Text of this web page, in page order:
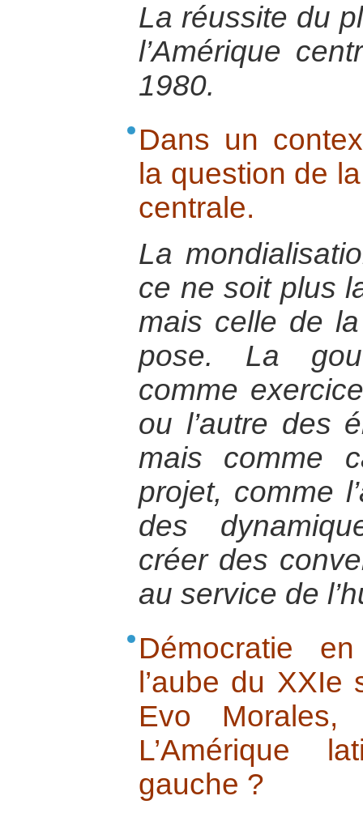
La réussite du
l’Amérique
1980.
Dans un
la question de
centrale.
La
ce ne soit plus
mais celle de
pose. La
comme
ou l’autre des
mais comme
projet, comme
des
créer des
au service de
Démocratie
l’aube du
Evo Morales,
L’Amérique
gauche ?